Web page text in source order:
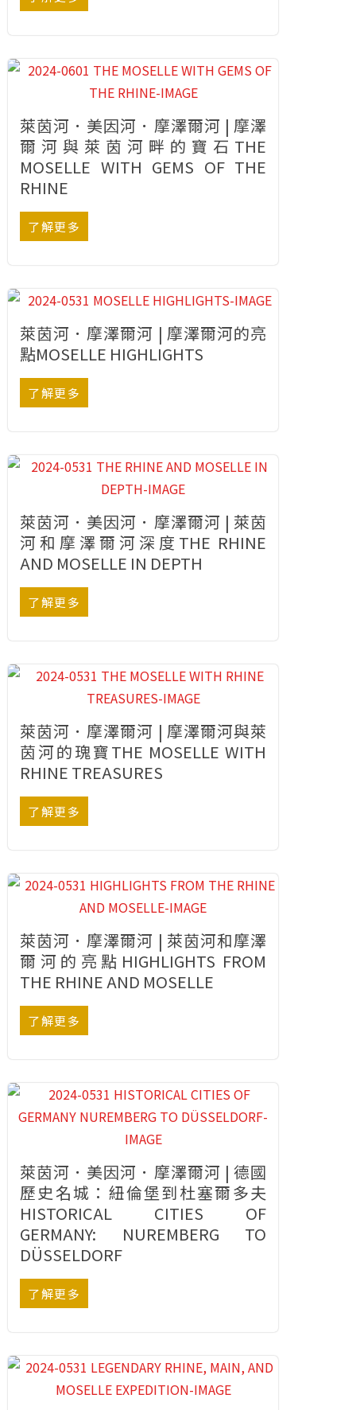
萊茵河．美因河．摩澤爾河 | 摩澤
爾河與萊茵河畔的寶石THE
MOSELLE WITH GEMS OF THE
RHINE
了解更多
萊茵河．摩澤爾河 | 摩澤爾河的亮
點MOSELLE HIGHLIGHTS
了解更多
萊茵河．美因河．摩澤爾河 | 萊茵
河和摩澤爾河深度THE RHINE
AND MOSELLE IN DEPTH
了解更多
萊茵河．摩澤爾河 | 摩澤爾河與萊
茵河的瑰寶THE MOSELLE WITH
RHINE TREASURES
了解更多
萊茵河．摩澤爾河 | 萊茵河和摩澤
爾河的亮點HIGHLIGHTS FROM
THE RHINE AND MOSELLE
了解更多
萊茵河．美因河．摩澤爾河 | 德國
歷史名城：紐倫堡到杜塞爾多夫
HISTORICAL CITIES OF
GERMANY: NUREMBERG TO
DÜSSELDORF
了解更多